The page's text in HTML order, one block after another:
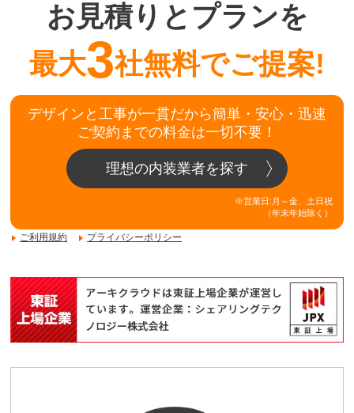
お見積りとプランを
最大3社無料でご提案!
デザインと工事が一貫だから簡単・安心・迅速
ご契約までの料金は一切不要！
理想の内装業者を探す
※営業日:月～金、土日祝
（年末年始除く）
ご利用規約 プライバシーポリシー